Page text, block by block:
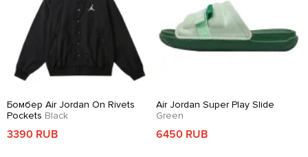
Бомбер Air Jordan On Rivets
Pockets Black
3390 RUB
Air Jordan Super Play Slide
Green
6450 RUB